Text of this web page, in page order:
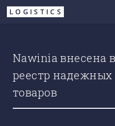
Перейти
LOGISTICS
Nawinia внесена
реестр
товаров